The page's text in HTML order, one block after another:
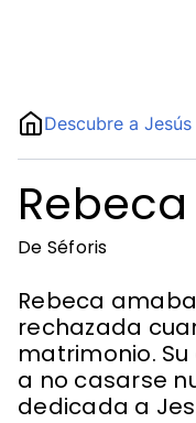
Descubre a Jesús
Rebeca
De Séforis
Rebeca
rechazada
matrimonio.
a no casarse
dedicada a
Description